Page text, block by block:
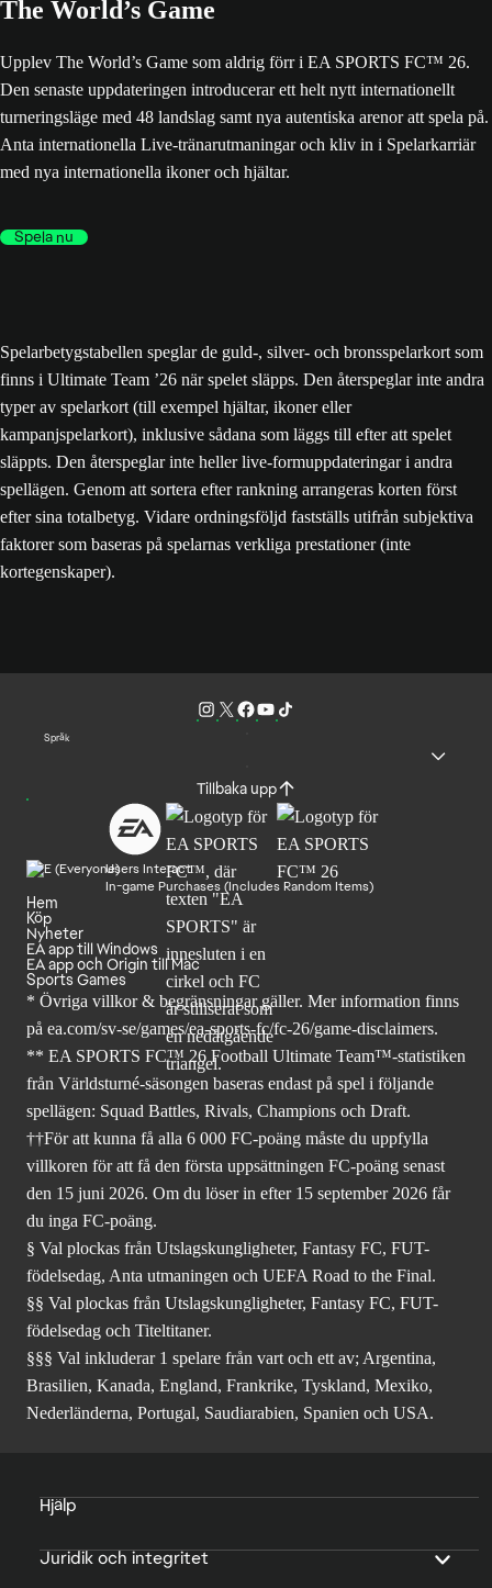
The World’s Game
Upplev The World’s Game som aldrig förr i EA SPORTS FC™ 26.
Den senaste uppdateringen introducerar ett helt nytt internationellt
turneringsläge med 48 landslag samt nya autentiska arenor att spela på.
Anta internationella Live-tränarutmaningar och kliv in i Spelarkarriär
med nya internationella ikoner och hjältar.
Spela nu
Spelarbetygstabellen speglar de guld-, silver- och bronsspelarkort som
finns i Ultimate Team ’26 när spelet släpps. Den återspeglar inte andra
typer av spelarkort (till exempel hjältar, ikoner eller
kampanjspelarkort), inklusive sådana som läggs till efter att spelet
släppts. Den återspeglar inte heller live-formuppdateringar i andra
spellägen. Genom att sortera efter rankning arrangeras korten först
efter sina totalbetyg. Vidare ordningsföljd fastställs utifrån subjektiva
faktorer som baseras på spelarnas verkliga prestationer (inte
kortegenskaper).
Språk
Tillbaka upp
Users Interact
In-game Purchases (Includes Random Items)
Hem
Köp
Nyheter
EA app till Windows
EA app och Origin till Mac
Sports Games
* Övriga villkor & begränsningar gäller. Merinformation finns
på ea.com/sv-se/games/ea-sports-fc/fc-26/game-disclaimers.
** EA SPORTS FC™ 26 Football Ultimate Team™-statistiken
från Världsturné-säsongen baseras endast på spel i följande
spellägen: Squad Battles, Rivals, Champions och Draft.
††För att kunna få alla 6 000 FC-poäng måste du uppfylla
villkoren för att få den första uppsättningen FC-poäng senast
den 15 juni 2026. Om du löser in efter 15 september 2026 får
du inga FC-poäng.
§ Val plockas från Utslagskungligheter, Fantasy FC, FUT-
födelsedag, Anta utmaningen och UEFA Road to the Final.
§§ Val plockas från Utslagskungligheter, Fantasy FC, FUT-
födelsedag och Titeltitaner.
§§§ Val inkluderar 1 spelare från vart och ett av; Argentina,
Brasilien, Kanada, England, Frankrike, Tyskland, Mexiko,
Nederländerna, Portugal, Saudiarabien, Spanien och USA.
Hjälp
Juridik och integritet